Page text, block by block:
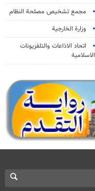
مجمع تشخيص مصلحة النظام
وزارة الخارجية
اتحاد الاذاعات والتلفزيونات
الاسلامية